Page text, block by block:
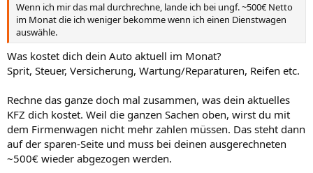
Wenn ich mir das mal durchrechne, lande ich bei ungf. ~500€ Netto
im Monat die ich weniger bekomme wenn ich einen Dienstwagen
auswähle.
Was kostet dich dein Auto aktuell im Monat?
Sprit, Steuer, Versicherung, Wartung/Reparaturen, Reifen etc.
Rechne das ganze doch mal zusammen, was dein aktuelles
KFZ dich kostet. Weil die ganzen Sachen oben, wirst du mit
dem Firmenwagen nicht mehr zahlen müssen. Das steht dann
auf der sparen-Seite und muss bei deinen ausgerechneten
~500€ wieder abgezogen werden.